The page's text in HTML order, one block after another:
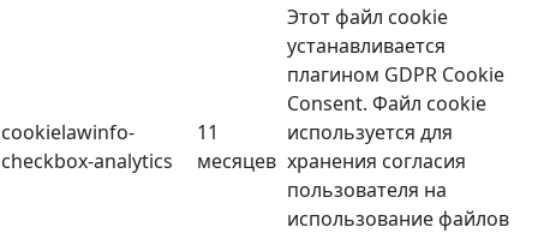
cookielawinfo-
checkbox-analytics
11
месяцев
Этот файл cookie
устанавливается
плагином GDPR Cookie
Consent. Файл cookie
используется для
хранения согласия
пользователя на
использование файлов